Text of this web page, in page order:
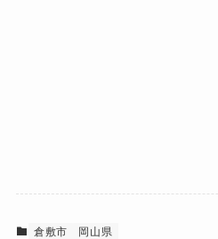
倉敷市 岡山県